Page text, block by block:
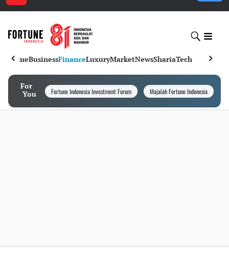
HomeBusinessFinanceLuxuryMarketNewsShariaTech
For
You
Fortune Indonesia Investment Forum Majalah Fortune Indonesia